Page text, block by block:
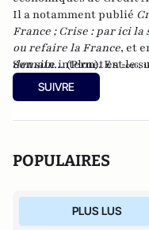
Il a notamment publié
France ; Crise : par ici la
ou refaire la France, et
demain...(Plon). En2016,
éditions Economica
et en
chez le même éditeur.
Son site internet est le
SUIVRE
POPULAIRES
PLUS LUS